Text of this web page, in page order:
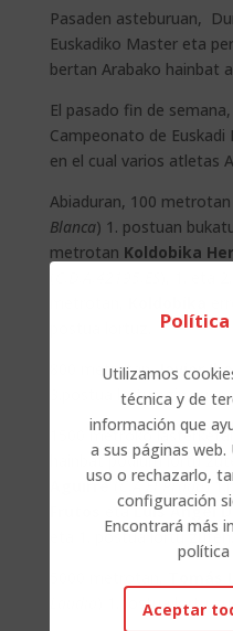
Pasaden asteburuan,
Euskadiko Master eta
bertan Arabako hainbat
El pasado fin de
Campeonato de
en el cual varios atletas
Abiaduran, 100 metrotan
Blanca) 1. postuan
metrotan Koldobika
800 metrotan,Javier
3.postua lortu egin zuen.
1500 metroko
hainbat podium lortu
Aguirre(C.A El Prado)
etaLuis Angel
eta 1. postua lortu zuten.
) 1.postua lortu
Utilizamos
técnica y de
información que
a sus páginas
uso o rechazarlo,
configuración
Encontrará más
política
Aceptar